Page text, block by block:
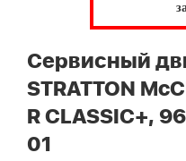
Сервисный
STRATTON
R CLASSIC+,
01